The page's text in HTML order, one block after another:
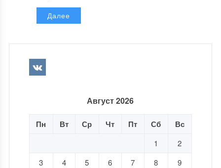
Далее
Август 2026
Пн Вт Ср Чт Пт Сб Вс
1
2
3
4 5 6 7 8 9